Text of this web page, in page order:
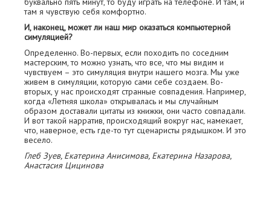
там я чувствую себя комфортно.
И, наконец, может ли наш мир оказаться компьютерной
симуляцией?
Определенно. Во-первых, если походить по соседним
мастерским, то можно узнать, что все, что мы видим и
чувствуем – это симуляция внутри нашего мозга. Мы уже
живем в симуляции, которую сами себе создаем. Во-
вторых, у нас происходят странные совпадения. Например,
когда «Летняя школа» открывалась и мы случайным
образом доставали цитаты из книжки, они часто совпадали.
И вот такой нарратив, происходящий вокруг нас, намекает,
что, наверное, есть где-то тут сценаристы рядышком. И это
весело.
Глеб Зуев, Екатерина Анисимова, Екатерина Назарова,
Анастасия Цицинова